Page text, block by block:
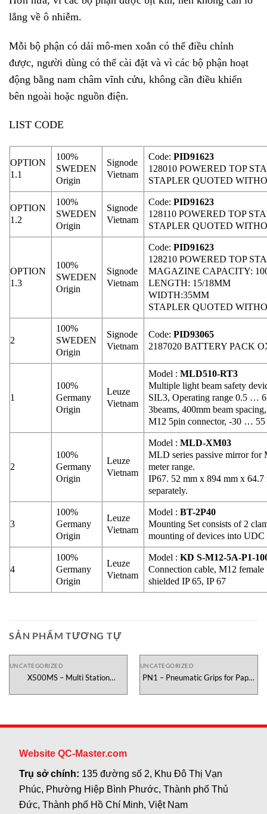
lắng về ô nhiễm.
Mỗi bộ phận có dải mô-men xoắn có thể điều chỉnh
được, người dùng có thể cài đặt và vì các bộ phận hoạt
động bằng nam châm vĩnh cửu, không cần điều khiển
bên ngoài hoặc nguồn điện.
LIST CODE
OPTION
1.1
100%
SWEDEN
Origin
Signode
Vietnam
Code:PID91623
128010 POWERED TOP
STAPLER QUOTED
OPTION
1.2
100%
SWEDEN
Origin
Signode
Vietnam
Code:PID91623
128110 POWERED TOP
STAPLER QUOTED
OPTION
1.3
100%
SWEDEN
Origin
Signode
Vietnam
Code:PID91623
128210 POWERED TOP
MAGAZINE CAPACITY:
LENGTH: 15/18MM
WIDTH:35MM
STAPLER QUOTED
2
100%
SWEDEN
Origin
Signode
Vietnam
Code:PID93065
2187020 BATTERY PACK
1
100%
Germany
Origin
Leuze
Vietnam
Model :MLD510-RT3
Multiple light beam safety
SIL3, Operating range 0.5 …
3beams, 400mm beam
M12 5pin connector, -30 … 55
2
100%
Germany
Origin
Leuze
Vietnam
Model :MLD-XM03
MLD series passive mirror for
meter range.
IP67. 52 mm x 894 mm x
separately.
3
100%
Germany
Origin
Leuze
Vietnam
Model : BT-2P40
Mounting Set consists of 2
mounting of devices into UDC
4
100%
Germany
Origin
Leuze
Vietnam
Model : KD S-M12-5A-P1-
Connection cable, M12
shielded IP 65, IP 67
SẢN PHẨM TƯƠNG TỰ
UNCATEGORIZED
X500MS – Multi Station
UNCATEGORIZED
PN1 – Pneumatic Grips for Paper
Website QC-Master.com
Trụ sở chính: 135 đường số 2, Khu Đô Thị Vạn
Phúc, Phường Hiệp Bình Phước, Thành phố Thủ
Đức, Thành phố Hồ Chí Minh, Việt Nam